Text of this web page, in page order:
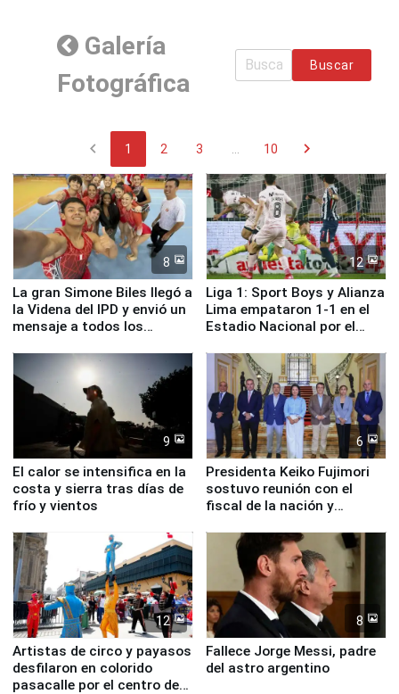
Galería
Fotográfica
Buscar
chevron_left 1 2 3 10 chevron_right
8
La gran Simone Biles llegó a
la Videna del IPD y envió un
mensaje a todos los
12
Liga 1: Sport Boys y Alianza
Lima empataron 1-1 en el
Estadio Nacional por el
9
El calor se intensifica en la
costa y sierra tras días de
frío y vientos
6
Presidenta Keiko Fujimori
sostuvo reunión con el
fiscal de la nación y
12
Artistas de circo y payasos
desfilaron en colorido
pasacalle por el centro de
8
Fallece Jorge Messi, padre
del astro argentino